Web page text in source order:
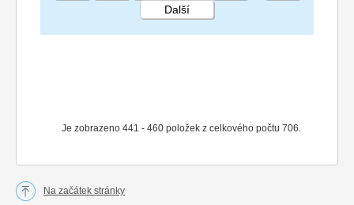
STRÁNKA 23 36
Je zobrazeno 441 - 460 položek z celkového počtu 706.
Další
Na začátek stránky